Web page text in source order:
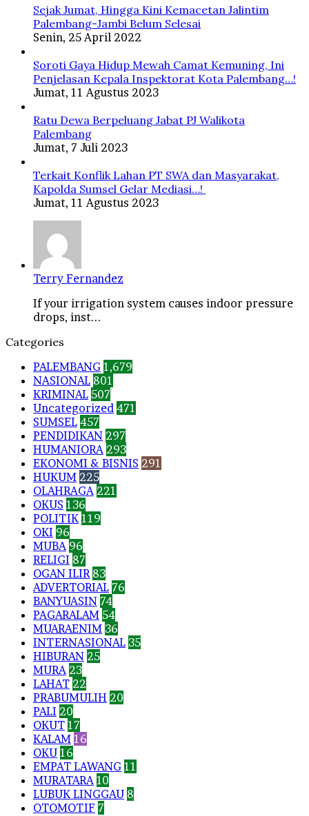
Sejak Jumat, Hingga Kini Kemacetan Jalintim
Palembang-Jambi Belum Selesai
Senin, 25 April 2022
Soroti Gaya Hidup Mewah Camat Kemuning, Ini
Penjelasan Kepala Inspektorat Kota Palembang…!
Jumat, 11 Agustus 2023
Ratu Dewa Berpeluang Jabat PJ Walikota
Palembang
Jumat, 7 Juli 2023
Terkait Konflik Lahan PT SWA dan Masyarakat,
Kapolda Sumsel Gelar Mediasi…!
Jumat, 11 Agustus 2023
Terry Fernandez
If your irrigation system causes indoor pressure
drops, inst...
Categories
PALEMBANG 1,679
NASIONAL 801
KRIMINAL 507
Uncategorized 471
SUMSEL 457
PENDIDIKAN 297
HUMANIORA 293
EKONOMI & BISNIS 291
HUKUM 225
OLAHRAGA 221
OKUS 136
POLITIK 119
OKI 96
MUBA 96
RELIGI 87
OGAN ILIR 83
ADVERTORIAL 76
BANYUASIN 74
PAGARALAM 54
MUARAENIM 36
INTERNASIONAL 35
HIBURAN 25
MURA 23
LAHAT 22
PRABUMULIH 20
PALI 20
OKUT 17
KALAM 16
OKU 16
EMPAT LAWANG 11
MURATARA 10
LUBUK LINGGAU 8
OTOMOTIF 7